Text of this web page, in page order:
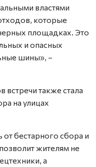
властями
которые
площадках. Это
и опасных
шины», –
также стала
на улицах
бестарного сбора и
жителям не
а